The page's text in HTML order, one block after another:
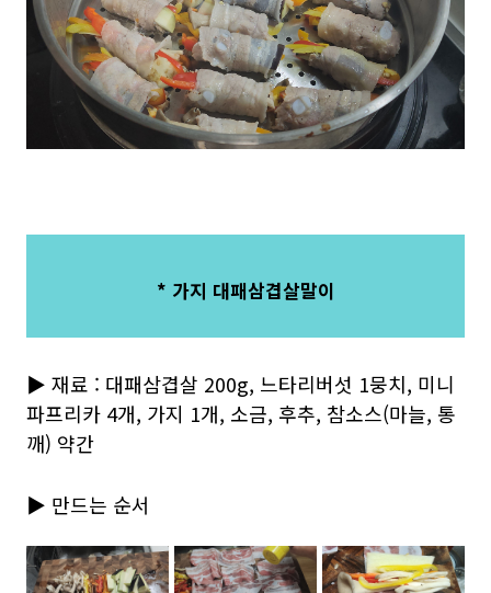
* 가지 대패삼겹살말이
▶ 재료 : 대패삼겹살 200g, 느타리버섯 1뭉치, 미니
파프리카 4개, 가지 1개, 소금, 후추, 참소스(마늘, 통
깨) 약간
▶ 만드는 순서